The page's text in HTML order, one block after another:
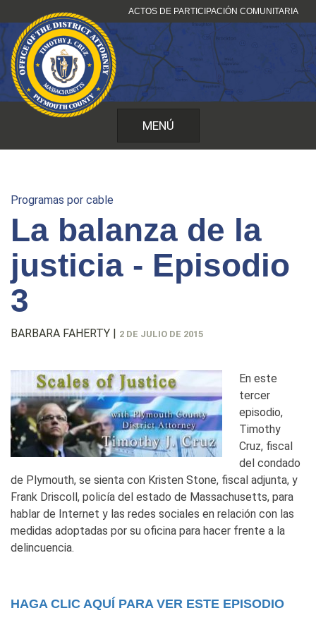
al
contenido
ACTOS DE PARTICIPACIÓN COMUNITARIA
MENÚ
Programas por cable
La balanza de la
justicia - Episodio
3
BARBARA FAHERTY | 2 DE JULIO DE 2015
En este
tercer
episodio,
Timothy
Cruz, fiscal
del condado
de Plymouth, se sienta con Kristen Stone, fiscal adjunta, y
Frank Driscoll, policía del estado de Massachusetts, para
hablar de Internet y las redes sociales en relación con las
medidas adoptadas por su oficina para hacer frente a la
delincuencia.
HAGA CLIC AQUÍ PARA VER ESTE EPISODIO